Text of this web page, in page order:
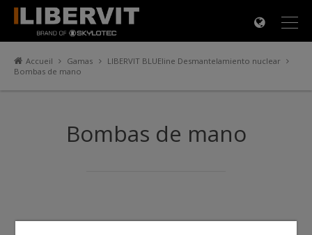
Accueil Gamas
LIBERVIT BLUEline Desmantelamiento nuclear
Bombas de mano
Bombas de mano
×